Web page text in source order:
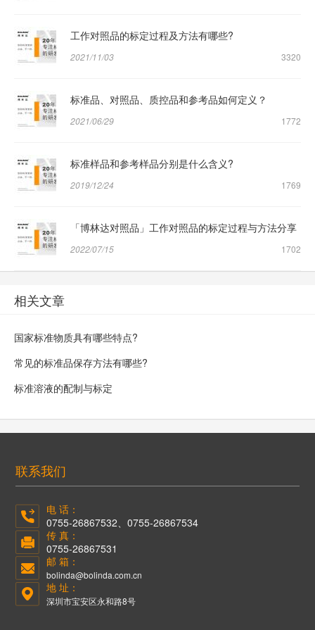
工作对照品的标定过程及方法有哪些?
2021/11/03 3320
标准品、对照品、质控品和参考品如何定义？
2021/06/29 1772
标准样品和参考样品分别是什么含义?
2019/12/24 1769
「博林达对照品」工作对照品的标定过程与方法分享
2022/07/15 1702
相关文章
国家标准物质具有哪些特点?
常见的标准品保存方法有哪些?
标准溶液的配制与标定
联系我们
电 话：
0755-26867532、0755-26867534
传 真：
0755-26867531
邮 箱：
bolinda@bolinda.com.cn
地 址：
深圳市宝安区永和路8号